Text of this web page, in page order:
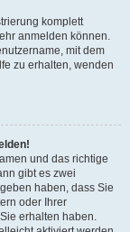
komplett
anmelden können.
mit dem
zu erhalten, wenden
und das richtige
gibt es zwei
haben, dass Sie
oder Ihrer
erhalten haben.